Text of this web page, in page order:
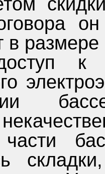
в
к
части